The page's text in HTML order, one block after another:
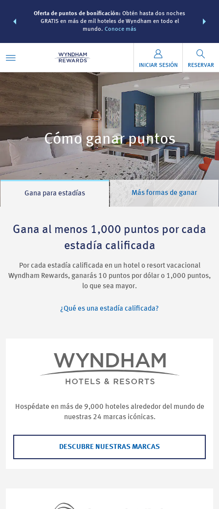
Oferta de puntos de bonificación:Obtén hasta dos noches
GRATIS en más de mil hoteles de Wyndham en todo el
mundo.Conoce más
viaje de
INICIAR SESIÓN RESERVAR
Cómo ganar puntos
Gana para estadías Más formas de ganar
Gana al menos 1,000 puntos por cada
estadía calificada
Por cada estadía calificada en un hotel o resort vacacional
Wyndham Rewards, ganarás 10 puntos por dólar o 1,000 puntos,
lo que sea mayor.
¿Qué es una estadía calificada?
Hospédate en más de 9,000 hoteles alrededor del mundo de
nuestras 24 marcas icónicas.
DESCUBRE NUESTRAS MARCAS